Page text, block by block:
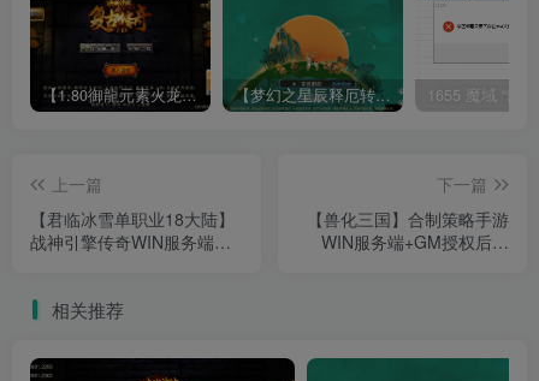
【1.80御龍元素火龙[摸摸登陆器]】战神引擎WIN服务端+GM工具+充值后台+双端+架设教程 【梦幻之星辰释厄转尊享挂机版】MT3换皮梦幻西游Linux服务端+GM后台+双端+源码+架设教程
上一篇
【君临冰雪单职业18大陆】
战神引擎传奇WIN服务端
下一篇
【兽化三国】合制策略手游
WIN服务端+GM授权后台
相关推荐